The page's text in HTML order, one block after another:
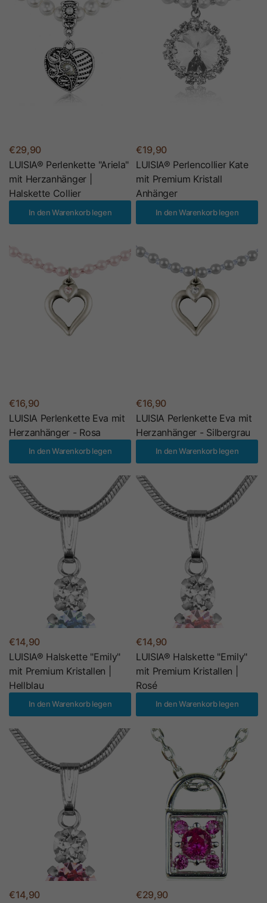
€29,90
LUISIA® Perlenkette "Ariela"
mit Herzanhänger |
Halskette Collier
In den Warenkorb legen
€19,90
LUISIA® Perlencollier Kate
mit Premium Kristall
Anhänger
In den Warenkorb legen
€16,90
LUISIA Perlenkette Eva mit
Herzanhänger - Rosa
In den Warenkorb legen
€16,90
LUISIA Perlenkette Eva mit
Herzanhänger - Silbergrau
In den Warenkorb legen
€14,90
LUISIA® Halskette "Emily"
mit Premium Kristallen |
Hellblau
In den Warenkorb legen
€14,90
LUISIA® Halskette "Emily"
mit Premium Kristallen |
Rosé
In den Warenkorb legen
€14,90
€29,90